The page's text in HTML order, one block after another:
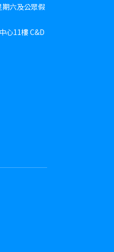
期六及公眾假
心11樓 C&D